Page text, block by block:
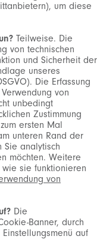
um diese
Teilweise. Die
von technischen
und Sicherheit der
unseres
Die Erfassung
von
unbedingt
Zustimmung
ersten Mal
unteren Rand der
analytisch
möchten. Weitere
sie funktionieren
von
Die
Banner, durch
auf